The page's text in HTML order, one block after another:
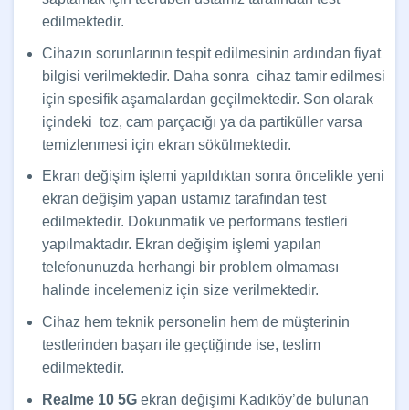
edilmektedir.
Cihazın sorunlarının tespit edilmesinin ardından fiyat
bilgisi verilmektedir. Daha sonra cihaz tamir edilmesi
için spesifik aşamalardan geçilmektedir. Son olarak
içindeki toz, cam parçacığı ya da partiküller varsa
temizlenmesi için ekran sökülmektedir.
Ekran değişim işlemi yapıldıktan sonra öncelikle yeni
ekran değişim yapan ustamız tarafından test
edilmektedir. Dokunmatik ve performans testleri
yapılmaktadır. Ekran değişim işlemi yapılan
telefonunuzda herhangi bir problem olmaması
halinde incelemeniz için size verilmektedir.
Cihaz hem teknik personelin hem de müşterinin
testlerinden başarı ile geçtiğinde ise, teslim
edilmektedir.
Realme 10 5Gekran değişimi Kadıköy’de bulunan